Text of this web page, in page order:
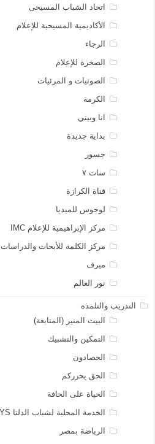
اتحاد الشباب المسيحى
الأكاديمية المسيحية للإعلام
الرجاء
الصخرة للإعلام
الصوتيات و المرئيات
الكرمة
انا وبيتي
بداية جديدة
جسور
سات ٧
قناة الكرازة
لوجوس للميديا
مركز الإبراهيمية للإعلام IMC
مركز الكلمة للأبحاث والدراسات
ميرف
نور العالم
التدريب والتلمذه
البيت المنير (المتابعة)
التمكين والتشبيك
الحصادون
الحق يحرركم
الحياة على الحافة
الخدمة المحلية لشباب الدلتا DNYS
الرياضة بمصر